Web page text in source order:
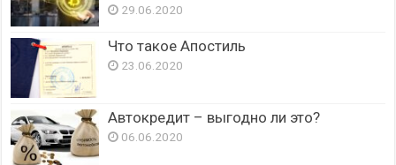
29.06.2020
Что такое Апостиль
23.06.2020
Автокредит – выгодно ли это?
06.06.2020